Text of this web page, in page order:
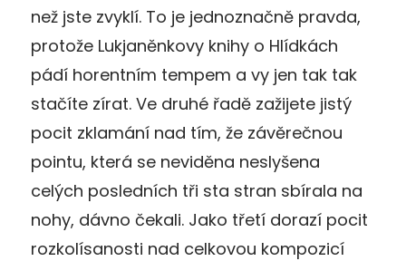
než jste zvyklí. To je jednoznačně pravda,
protože Lukjaněnkovy knihy o Hlídkách
pádí horentním tempem a vy jen tak tak
stačíte zírat. Ve druhé řadě zažijete jistý
pocit zklamání nad tím, že závěrečnou
pointu, která se neviděna neslyšena
celých posledních tři sta stran sbírala na
nohy, dávno čekali. Jako třetí dorazí pocit
rozkolísanosti nad celkovou kompozicí